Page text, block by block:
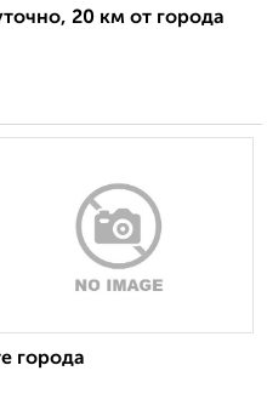
20 км от города
города